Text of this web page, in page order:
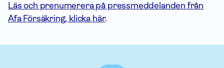
Läs och prenumerera på pressmeddelanden från
Afa Försäkring, klicka här.